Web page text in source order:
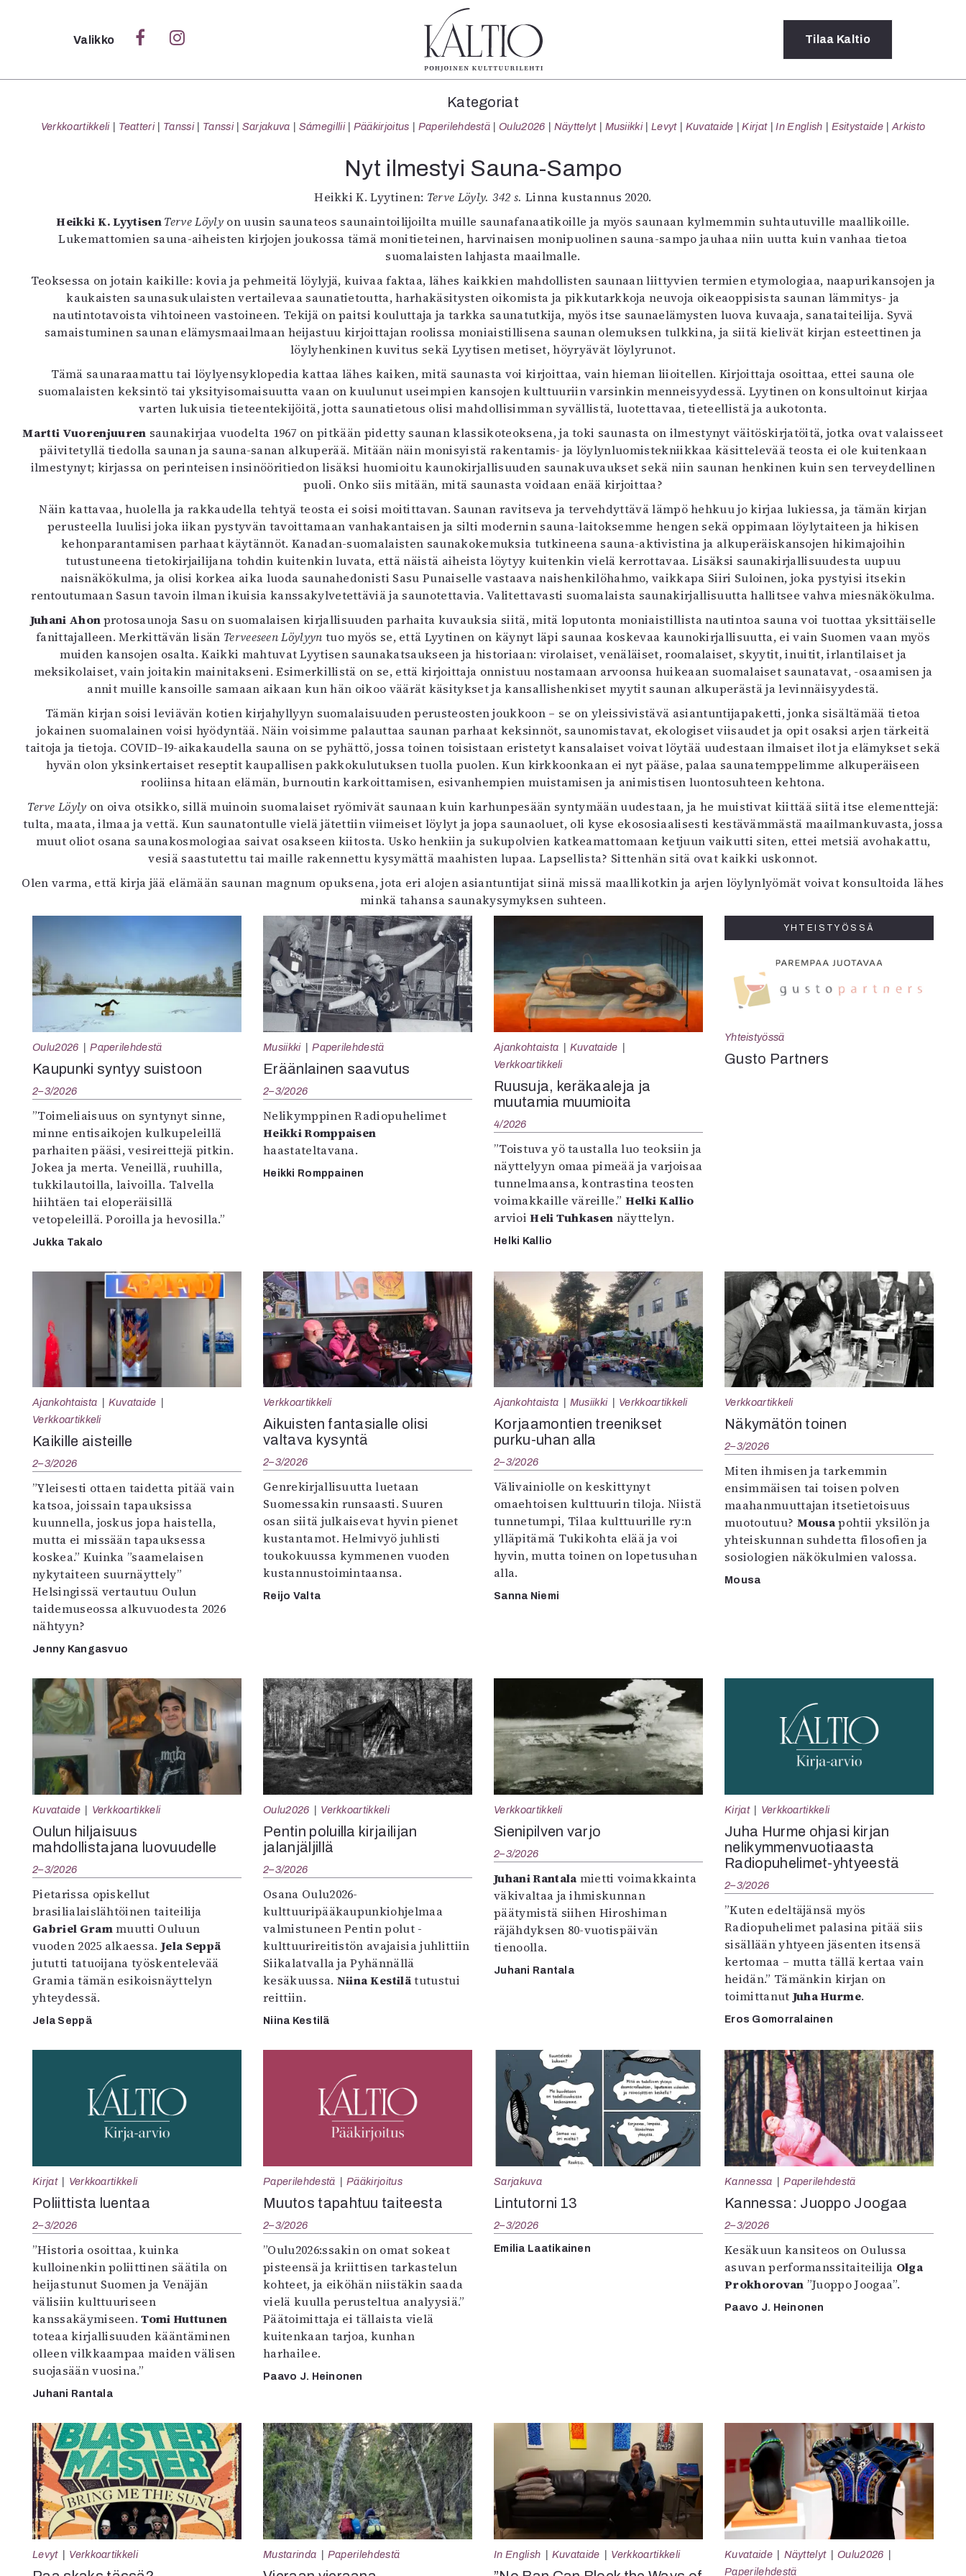
Sulje
Verkkoartikkeli
Tanssi
Tanssi
Sarjakuva
Pääkirjoitus
Paperilehdestä
Näyttelyt
Musiikki
Levyt
Kuvataide
Kirjat
In English
Esitystaide
Arkisto
Lehdet
4/2026
1/2026
6/2025
5/2025 saame
Lehtiarkisto
Tilaus ja
Toimitus
Mediatiedot
Valikko Tilaa Kaltio
Kategoriat
Verkkoartikkeli Teatteri Tanssi Tanssi Sarjakuva Sámegillii Pääkirjoitus Paperilehdestä Oulu2026 Näyttelyt Musiikki Levyt Kuvataide Kirjat In English Esitystaide Arkisto
Nyt ilmestyi Sauna-Sampo
Heikki K. Lyytinen: Terve Löyly. 342 s.Linna kustannus 2020.
Heikki K. LyytisenTerve Löyly on uusin saunateos saunaintoilijoilta muille saunafanaatikoille ja myös saunaan kylmemmin suhtautuville maallikoille.
Lukemattomien sauna-aiheisten kirjojen joukossa tämä monitieteinen, harvinaisen monipuolinen sauna-sampo jauhaa niin uutta kuin vanhaa tietoa
suomalaisten lahjasta maailmalle.
Teoksessa on jotain kaikille: kovia ja pehmeitä löylyjä, kuivaa faktaa, lähes kaikkien mahdollisten saunaan liittyvien termien etymologiaa, naapurikansojen ja
kaukaisten saunasukulaisten vertailevaa saunatietoutta, harhakäsitysten oikomista ja pikkutarkkoja neuvoja oikeaoppisista saunan lämmitys- ja
nautintotavoista vihtoineen vastoineen. Tekijä on paitsi kouluttaja ja tarkka saunatutkija, myös itse saunaelämysten luova kuvaaja, sanataiteilija. Syvä
samaistuminen saunan elämysmaailmaan heijastuu kirjoittajan roolissa moniaistillisena saunan olemuksen tulkkina, ja siitä kielivät kirjan esteettinen ja
löylyhenkinen kuvitus sekä Lyytisen metiset, höyryävät löylyrunot.
Tämä saunaraamattu tai löylyensyklopedia kattaa lähes kaiken, mitä saunasta voi kirjoittaa, vain hieman liioitellen. Kirjoittaja osoittaa, ettei sauna ole
suomalaisten keksintö tai yksityisomaisuutta vaan on kuulunut useimpien kansojen kulttuuriin varsinkin menneisyydessä. Lyytinen on konsultoinut kirjaa
varten lukuisia tieteentekijöitä, jotta saunatietous olisi mahdollisimman syvällistä, luotettavaa, tieteellistä ja aukotonta.
Martti Vuorenjuuren saunakirjaa vuodelta 1967 on pitkään pidetty saunan klassikoteoksena, ja toki saunasta on ilmestynyt väitöskirjatöitä, jotka ovat valaisseet
päivitetyllä tiedolla saunan ja sauna-sanan alkuperää. Mitään näin monisyistä rakentamis- ja löylynluomistekniikkaa käsittelevää teosta ei ole kuitenkaan
ilmestynyt; kirjassa on perinteisen insinööritiedon lisäksi huomioitu kaunokirjallisuuden saunakuvaukset sekä niin saunan henkinen kuin sen terveydellinen
puoli. Onko siis mitään, mitä saunasta voidaan enää kirjoittaa?
Näin kattavaa, huolella ja rakkaudella tehtyä teosta ei soisi moitittavan. Saunan ravitseva ja tervehdyttävä lämpö hehkuu jo kirjaa lukiessa, ja tämän kirjan
perusteella luulisi joka iikan pystyvän tavoittamaan vanhakantaisen ja silti modernin sauna-laitoksemme hengen sekä oppimaan löylytaiteen ja hikisen
kehonparantamisen parhaat käytännöt. Kanadan-suomalaisten saunakokemuksia tutkineena sauna-aktivistina ja alkuperäiskansojen hikimajoihin
tutustuneena tietokirjailijana tohdin kuitenkin luvata, että näistä aiheista löytyy kuitenkin vielä kerrottavaa. Lisäksi saunakirjallisuudesta uupuu
naisnäkökulma, ja olisi korkea aika luoda saunahedonisti Sasu Punaiselle vastaava naishenkilöhahmo, vaikkapa Siiri Suloinen, joka pystyisi itsekin
rentoutumaan Sasun tavoin ilman ikuisia kanssakylvetettäviä ja saunotettavia. Valitettavasti suomalaista saunakirjallisuutta hallitsee vahva miesnäkökulma.
Juhani Ahonprotosaunoja Sasu on suomalaisen kirjallisuuden parhaita kuvauksia siitä, mitä loputonta moniaistillista nautintoa sauna voi tuottaa yksittäiselle
fanittajalleen. Merkittävän lisän Terveeseen Löylyyn tuo myös se, että Lyytinen on käynyt läpi saunaa koskevaa kaunokirjallisuutta, ei vain Suomen vaan myös
muiden kansojen osalta. Kaikki mahtuvat Lyytisen saunakatsaukseen ja historiaan: virolaiset, venäläiset, roomalaiset, skyytit, inuitit, irlantilaiset ja
meksikolaiset, vain joitakin mainitakseni. Esimerkillistä on se, että kirjoittaja onnistuu nostamaan arvoonsa huikeaan suomalaiset saunatavat, -osaamisen ja
annit muille kansoille samaan aikaan kun hän oikoo väärät käsitykset ja kansallishenkiset myytit saunan alkuperästä ja levinnäisyydestä.
Tämän kirjan soisi leviävän kotien kirjahyllyyn suomalaisuuden perusteosten joukkoon – se on yleissivistävä asiantuntijapaketti, jonka sisältämää tietoa
jokainen suomalainen voisi hyödyntää. Näin voisimme palauttaa saunan parhaat keksinnöt, saunomistavat, ekologiset viisaudet ja opit osaksi arjen tärkeitä
taitoja ja tietoja. COVID–l9-aikakaudella sauna on se pyhättö, jossa toinen toisistaan eristetyt kansalaiset voivat löytää uudestaan ilmaiset ilot ja elämykset sekä
hyvän olon yksinkertaiset reseptit kaupallisen pakkokulutuksen tuolla puolen. Kun kirkkoonkaan ei nyt pääse, palaa saunatemppelimme alkuperäiseen
rooliinsa hitaan elämän, burnoutin karkoittamisen, esivanhempien muistamisen ja animistisen luontosuhteen kehtona.
Terve Löyly on oiva otsikko, sillä muinoin suomalaiset ryömivät saunaan kuin karhunpesään syntymään uudestaan, ja he muistivat kiittää siitä itse elementtejä:
tulta, maata, ilmaa ja vettä. Kun saunatontulle vielä jätettiin viimeiset löylyt ja jopa saunaoluet, oli kyse ekososiaalisesti kestävämmästä maailmankuvasta, jossa
muut oliot osana saunakosmologiaa saivat osakseen kiitosta. Usko henkiin ja sukupolvien katkeamattomaan ketjuun vaikutti siten, ettei metsiä avohakattu,
vesiä saastutettu tai maille rakennettu kysymättä maahisten lupaa. Lapsellista? Sittenhän sitä ovat kaikki uskonnot.
Olen varma, että kirja jää elämään saunan magnum opuksena, jota eri alojen asiantuntijat siinä missä maallikotkin ja arjen löylynlyömät voivat konsultoida lähes
minkä tahansa saunakysymyksen suhteen.
Oulu2026 Paperilehdestä
Kaupunki syntyy suistoon
2–3/2026
”Toimeliaisuus on syntynyt sinne,
minne entisaikojen kulkupeleillä
parhaiten pääsi, vesireittejä pitkin.
Jokea ja merta. Veneillä, ruuhilla,
tukkilautoilla, laivoilla. Talvella
hiihtäen tai eloperäisillä
vetopeleillä. Poroilla ja hevosilla.”
Jukka Takalo
Musiikki Paperilehdestä
Eräänlainen saavutus
2–3/2026
Nelikymppinen Radiopuhelimet
Heikki Romppaisen
haastateltavana.
Heikki Romppainen
Ajankohtaista
Kuvataide
Verkkoartikkeli
Ruusuja, keräkaaleja ja
muutamia muumioita
4/2026
”Toistuva yö taustalla luo teoksiin ja
näyttelyyn omaa pimeää ja varjoisaa
tunnelmaansa, kontrastina teosten
voimakkaille väreille.” Helki Kallio
arvioiHeli Tuhkasen näyttelyn.
Helki Kallio
YHTEISTYÖSSÄ
Yhteistyössä
Gusto Partners
Ajankohtaista
Kuvataide
Verkkoartikkeli
Kaikille aisteille
2–3/2026
”Yleisesti ottaen taidetta pitää vain
katsoa, joissain tapauksissa
kuunnella, joskus jopa haistella,
mutta ei missään tapauksessa
koskea.” Kuinka ”saamelaisen
nykytaiteen suurnäyttely”
Helsingissä vertautuu Oulun
taidemuseossa alkuvuodesta 2026
nähtyyn?
Jenny Kangasvuo
Verkkoartikkeli
Aikuisten fantasialle olisi
valtava kysyntä
2–3/2026
Genrekirjallisuutta luetaan
Suomessakin runsaasti. Suuren
osan siitä julkaisevat hyvin pienet
kustantamot. Helmivyö juhlisti
toukokuussa kymmenen vuoden
kustannustoimintaansa.
Reijo Valta
Ajankohtaista Musiikki Verkkoartikkeli
Korjaamontien treenikset
purku-uhan alla
2–3/2026
Välivainiolle on keskittynyt
omaehtoisen kulttuurin tiloja. Niistä
tunnetumpi, Tilaa kulttuurille ry:n
ylläpitämä Tukikohta elää ja voi
hyvin, mutta toinen on lopetusuhan
alla.
Sanna Niemi
Verkkoartikkeli
Näkymätön toinen
2–3/2026
Miten ihmisen ja tarkemmin
ensimmäisen tai toisen polven
maahanmuuttajan itsetietoisuus
muotoutuu? Mousapohtii yksilön ja
yhteiskunnan suhdetta filosofien ja
sosiologien näkökulmien valossa.
Mousa
Kuvataide Verkkoartikkeli
Oulun hiljaisuus
mahdollistajana luovuudelle
2–3/2026
Pietarissa opiskellut
brasilialaislähtöinen taiteilija
Gabriel Grammuutti Ouluun
vuoden 2025 alkaessa.Jela Seppä
jututti tatuoijana työskentelevää
Gramia tämän esikoisnäyttelyn
yhteydessä.
Jela Seppä
Oulu2026 Verkkoartikkeli
Pentin poluilla kirjailijan
jalanjäljillä
2–3/2026
Osana Oulu2026-
kulttuuripääkaupunkiohjelmaa
valmistuneen Pentin polut -
kulttuurireitistön avajaisia juhlittiin
Siikalatvalla ja Pyhännällä
kesäkuussa. Niina Kestilätutustui
reittiin.
Niina Kestilä
Verkkoartikkeli
Sienipilven varjo
2–3/2026
Juhani Rantala mietti voimakkainta
väkivaltaa ja ihmiskunnan
päätymistä siihen Hiroshiman
räjähdyksen 80-vuotispäivän
tienoolla.
Juhani Rantala
Kirjat Verkkoartikkeli
Juha Hurme ohjasi kirjan
nelikymmenvuotiaasta
Radiopuhelimet-yhtyeestä
2–3/2026
”Kuten edeltäjänsä myös
Radiopuhelimet palasina pitää siis
sisällään yhtyeen jäsenten itsensä
kertomaa – mutta tällä kertaa vain
heidän.” Tämänkin kirjan on
toimittanut Juha Hurme.
Eros Gomorralainen
Kirjat Verkkoartikkeli
Poliittista luentaa
2–3/2026
”Historia osoittaa, kuinka
kulloinenkin poliittinen säätila on
heijastunut Suomen ja Venäjän
välisiin kulttuuriseen
kanssakäymiseen.Tomi Huttunen
toteaa kirjallisuuden kääntäminen
olleen vilkkaampaa maiden välisen
suojasään vuosina.”
Juhani Rantala
Paperilehdestä Pääkirjoitus
Muutos tapahtuu taiteesta
2–3/2026
”Oulu2026:ssakin on omat sokeat
pisteensä ja kriittisen tarkastelun
kohteet, ja eiköhän niistäkin saada
vielä kuulla perusteltua analyysiä.”
Päätoimittaja ei tällaista vielä
kuitenkaan tarjoa, kunhan
harhailee.
Paavo J. Heinonen
Sarjakuva
Lintutorni 13
2–3/2026
Emilia Laatikainen
Kannessa Paperilehdestä
Kannessa: Juoppo Joogaa
2–3/2026
Kesäkuun kansiteos on Oulussa
asuvan performanssitaiteilija Olga
Prokhorovan ”Juoppo Joogaa”.
Paavo J. Heinonen
Levyt Verkkoartikkeli Mustarinda Paperilehdestä In English Kuvataide Verkkoartikkeli Kuvataide Näyttelyt
Oulu2026
Paperilehdestä